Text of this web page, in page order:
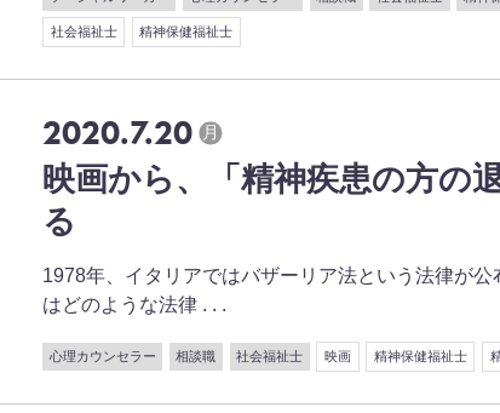
社会福祉士 精神保健福祉士
2020.7.20 月
映画から、「精神疾患の方の
る
1978年、イタリアではバザーリア法という法律が
はどのような法律 . . .
心理カウンセラー 相談職 社会福祉士 映画 精神保健福祉士